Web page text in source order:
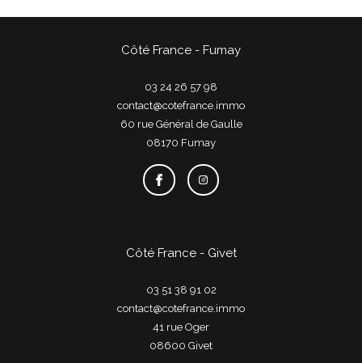
Côté France - Fumay
03 24 26 57 98
contact@cotefrance.immo
60 rue Général de Gaulle
08170
fumay
Côté France - Givet
03 51 38 91 02
contact@cotefrance.immo
41 rue Oger
08600
givet